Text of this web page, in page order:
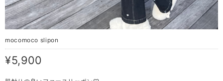
mocomoco slipon
¥5,900